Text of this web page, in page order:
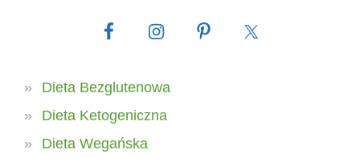
Dieta Bezglutenowa
Dieta Ketogeniczna
Dieta Wegańska